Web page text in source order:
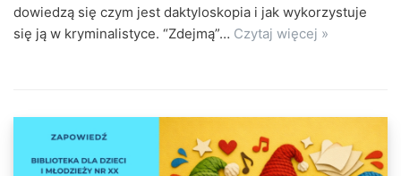
dowiedzą się czym jest daktyloskopia i jak wykorzystuje
się ją w kryminalistyce. “Zdejmą”… Czytaj więcej »